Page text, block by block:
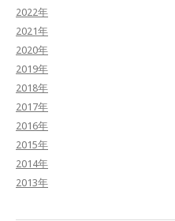
2022年
2021年
2020年
2019年
2018年
2017年
2016年
2015年
2014年
2013年